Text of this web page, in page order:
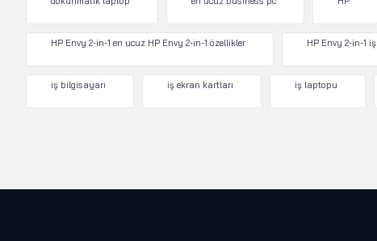
HP Envy 2-in-1 en ucuz HP Envy 2-in-1 özellikler HP Envy 2-in-1 iş
iş bilgisayarı iş ekran kartları iş laptopu